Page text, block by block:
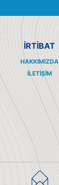
İRTİBAT
HAKKIMIZDA
İLETIŞIM